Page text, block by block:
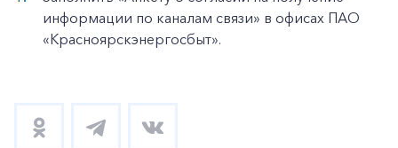
информации по каналам связи» в офисах ПАО
«Красноярскэнергосбыт».